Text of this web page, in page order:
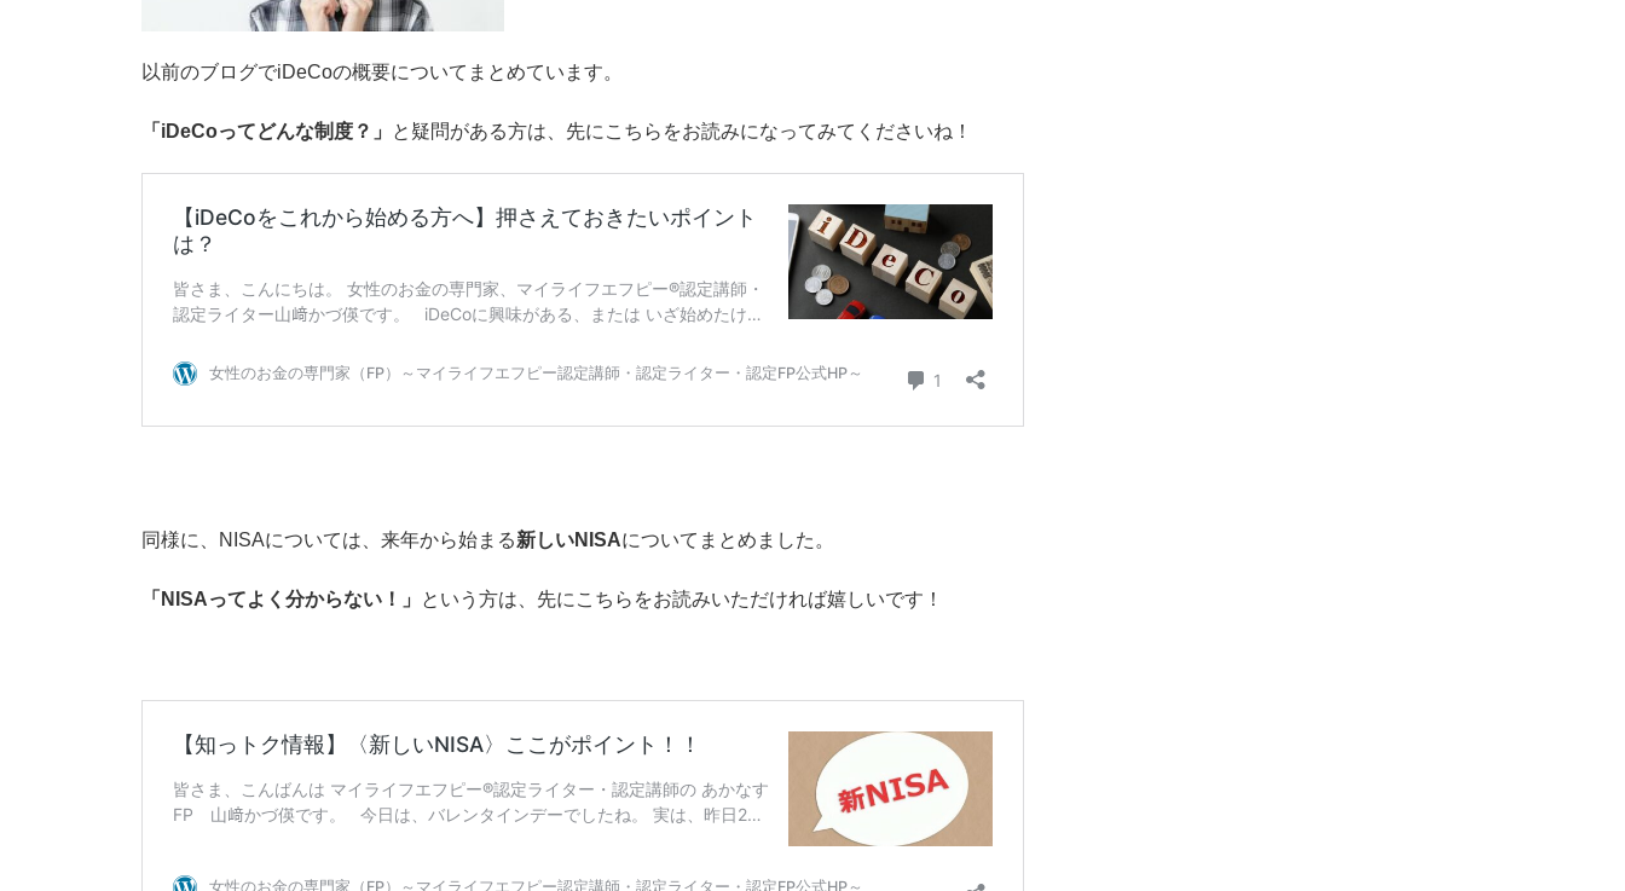
以前のブログでiDeCoの概要についてまとめています。
「iDeCoってどんな制度？」 と疑問がある方は、先にこちらをお読みになってみてくださいね！
同様に、NISAについては、来年から始まる新しいNISAについてまとめました。
「NISAってよく分からない！」 という方は、先にこちらをお読みいただければ嬉しいです！